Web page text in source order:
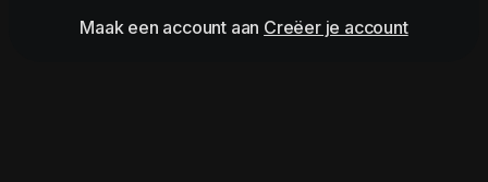
Maak een account aan Creëer je account